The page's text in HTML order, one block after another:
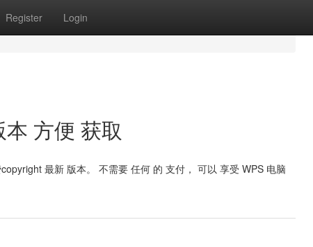
Register Login
方便 获取
最新 版本。 不需要 任何 的 支付， 可以 享受 WPS 电脑